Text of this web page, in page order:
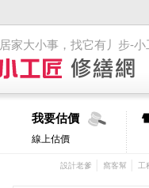
居家大小事，找它有丿步-
我要估價
線上估價
設計老爹 窩客幫 工